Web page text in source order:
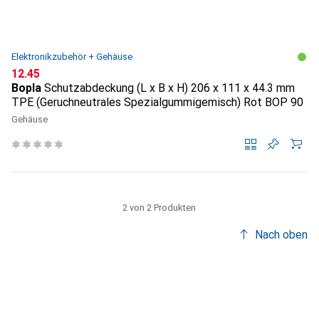
Elektronikzubehör + Gehäuse
CHF
12.45
Bopla Schutzabdeckung (L x B x H) 206 x 111 x 44.3 mm
TPE (Geruchneutrales Spezialgummigemisch) Rot BOP 90
Gehäuse
2 von 2 Produkten
Nach oben